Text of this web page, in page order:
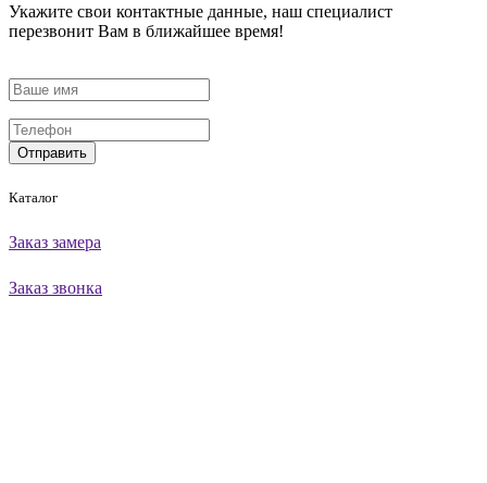
Укажите свои контактные данные, наш специалист
перезвонит Вам в ближайшее время!
Отправить
Каталог
Заказ замера
Заказ звонка